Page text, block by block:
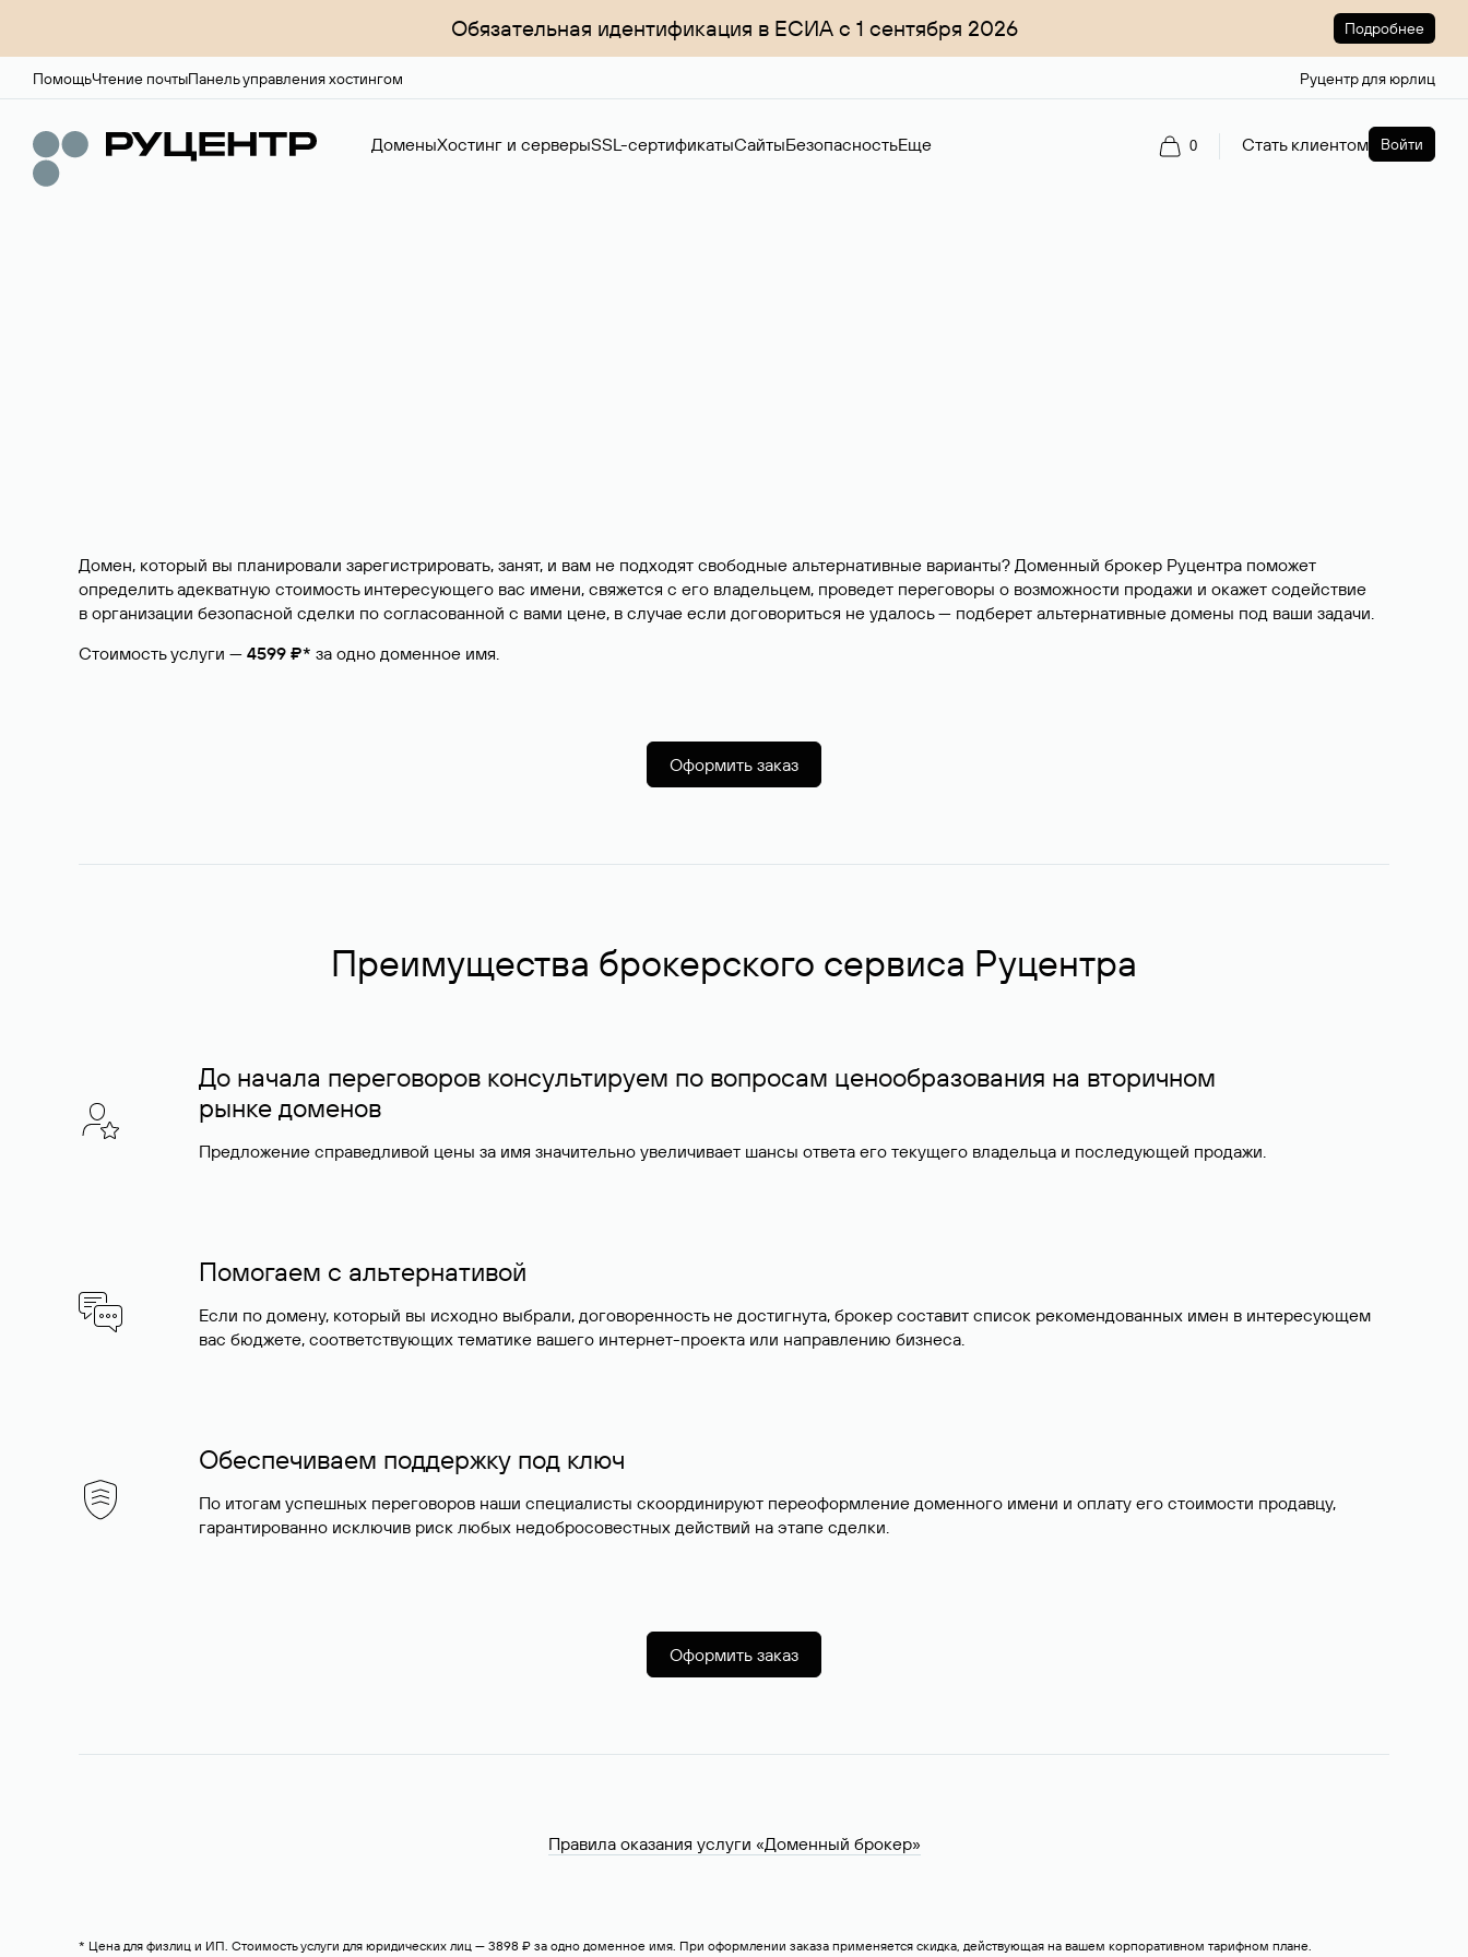
Обязательная идентификация в ЕСИА с 1 сентября 2026 Подробнее
ПомощьЧтение почтыПанель управления хостингом Руцентр для юрлиц
ДоменыХостинг и серверыSSL-сертификатыСайтыБезопасностьЕще 0 Стать клиентом Войти
Домен, который вы планировали зарегистрировать, занят, и вам не подходят свободные альтернативные варианты? Доменный брокер Руцентра поможет
определить адекватную стоимость интересующего вас имени, свяжется с его владельцем, проведет переговоры о возможности продажи и окажет содействие
в организации безопасной сделки по согласованной с вами цене, в случае если договориться не удалось — подберет альтернативные домены под ваши задачи.
Стоимость услуги — 4599 ₽* за одно доменное имя.
Оформить заказ
Преимущества брокерского сервиса Руцентра
До начала переговоров консультируем по вопросам ценообразования на вторичном
рынке доменов
Предложение справедливой цены за имя значительно увеличивает шансы ответа его текущего владельца и последующей продажи.
Помогаем с альтернативой
Если по домену, который вы исходно выбрали, договоренность не достигнута, брокер составит список рекомендованных имен в интересующем
вас бюджете, соответствующих тематике вашего интернет-проекта или направлению бизнеса.
Обеспечиваем поддержку под ключ
По итогам успешных переговоров наши специалисты скоординируют переоформление доменного имени и оплату его стоимости продавцу,
гарантированно исключив риск любых недобросовестных действий на этапе сделки.
Оформить заказ
Правила оказания услуги «Доменный брокер»
* Цена для физлиц и ИП. Стоимость услуги для юридических лиц — 3898 ₽ за одно доменное имя. При оформлении заказа применяется скидка, действующая на вашем корпоративном тарифном плане.